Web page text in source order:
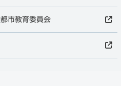
市教育委員会